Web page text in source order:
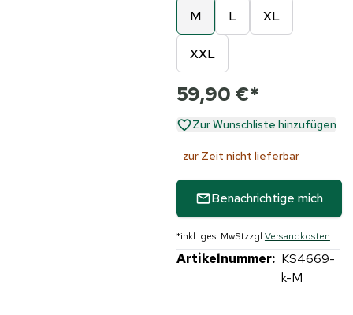
M L XL
XXL
59,90 €*
Zur Wunschliste hinzufügen
zur Zeit nicht lieferbar
Benachrichtige mich
*inkl. ges. MwStzzgl.Versandkosten
Artikelnummer: KS4669-
k-M